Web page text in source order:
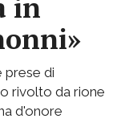
in
prese di
rivolto da rione
d'onore